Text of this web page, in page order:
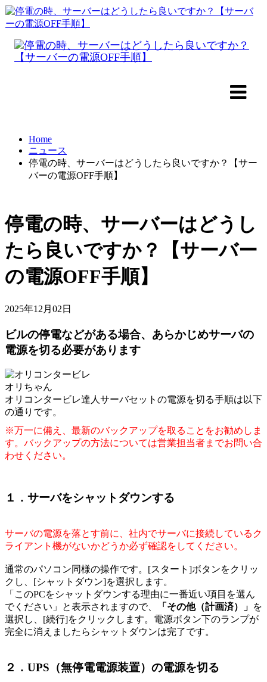
Home
ニュース
停電の時、サーバーはどうしたら良いですか？【サー
バーの電源OFF手順】
停電の時、サーバーはどうし
たら良いですか？【サーバー
の電源OFF手順】
2025年12月02日
ビルの停電などがある場合、あらかじめサーバの
電源を切る必要があります
オリちゃん
オリコンタービレ達人サーバセットの電源を切る手順は以下
の通りです。
※万一に備え、最新のバックアップを取ることをお勧めしま
す。バックアップの方法については営業担当者までお問い合
わせください。
１．サーバをシャットダウンする
サーバの電源を落とす前に、社内でサーバに接続しているク
ライアント機がないかどうか必ず確認をしてください。
通常のパソコン同様の操作です。[スタート]ボタンをクリッ
クし、[シャットダウン]を選択します。
「このPCをシャットダウンする理由に一番近い項目を選ん
でください」と表示されますので、
「その他（計画済）」 を
選択し、[続行]をクリックします。電源ボタン下のランプが
完全に消えましたらシャットダウンは完了です。
２．UPS（無停電電源装置）の電源を切る